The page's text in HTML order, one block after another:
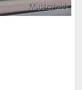
Musterbild